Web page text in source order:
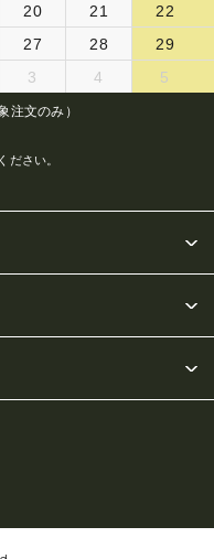
20 21
22
27 28
29
3 4 5
注文のみ）
ださい。